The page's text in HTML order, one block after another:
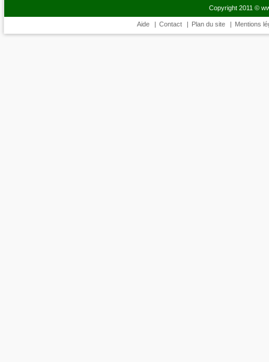
Copyright 2011 ©
Aide | Contact | Plan du site | Mentions